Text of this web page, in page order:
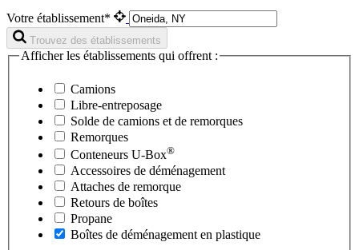
Votre établissement*
Trouvez des établissements
Afficher les établissements qui offrent :
Camions
Libre-entreposage
Solde de camions et de remorques
Remorques
Conteneurs U-Box®
Accessoires de déménagement
Attaches de remorque
Retours de boîtes
Propane
Boîtes de déménagement en plastique